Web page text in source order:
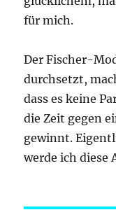
für mich.
Der Fischer-
durchsetzt,
dass es keine
die Zeit gegen
gewinnt.
werde ich diese